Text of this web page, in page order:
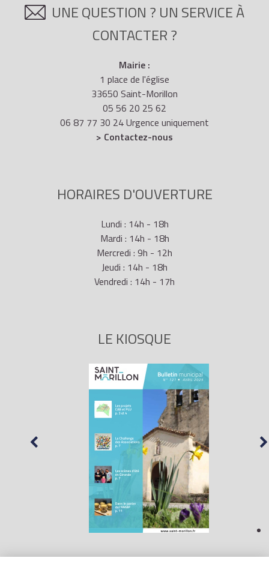
UNE QUESTION ? UN SERVICE À
CONTACTER ?
Mairie :
1 place de l'église
33650 Saint-Morillon
05 56 20 25 62
06 87 77 30 24 Urgence uniquement
> Contactez-nous
HORAIRES D'OUVERTURE
Lundi : 14h - 18h
Mardi : 14h - 18h
Mercredi : 9h - 12h
Jeudi : 14h - 18h
Vendredi : 14h - 17h
LE KIOSQUE